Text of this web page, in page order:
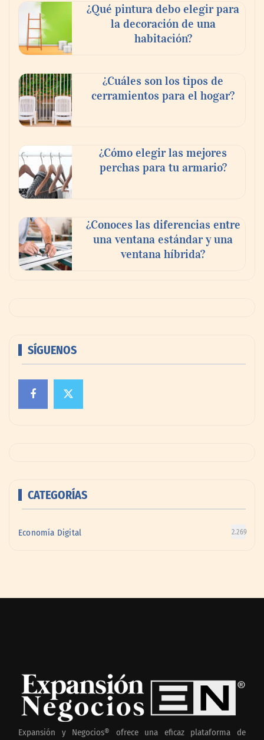
¿Qué pintura debo elegir para
la decoración de una
habitación?
¿Cuáles son los tipos de
cerramientos para el hogar?
¿Cómo elegir las mejores
perchas para tu armario?
¿Conoces las diferencias entre
una ventana estándar y una
ventana híbrida?
SÍGUENOS
CATEGORÍAS
Economía Digital 2.269
Expansión y Negocios® ofrece una eficaz plataforma de